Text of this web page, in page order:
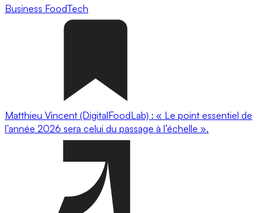
Business FoodTech
Matthieu Vincent (DigitalFoodLab) : « Le point essentiel de
l’année 2026 sera celui du passage à l’échelle ».